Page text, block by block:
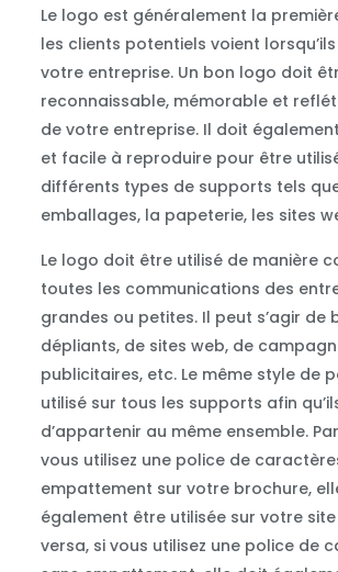
Le logo est généralement la
les clients potentiels voient
votre entreprise. Un bon logo doit
reconnaissable, mémorable et
de votre entreprise. Il doit
et facile à reproduire pour être
différents types de supports tels
emballages, la papeterie, les sites
Le logo doit être utilisé de manière
toutes les communications des
grandes ou petites. Il peut s’agir de
dépliants, de sites web, de
publicitaires, etc. Le même style de
utilisé sur tous les supports afin
d’appartenir au même ensemble.
vous utilisez une police de
empattement sur votre brochure,
également être utilisée sur votre
versa, si vous utilisez une police de